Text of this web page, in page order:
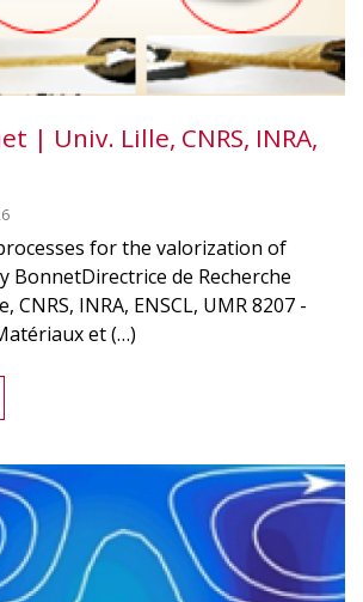
| Univ. Lille, CNRS, INRA,
for the valorization of
BonnetDirectrice de Recherche
CNRS, INRA, ENSCL, UMR 8207 -
et (…)